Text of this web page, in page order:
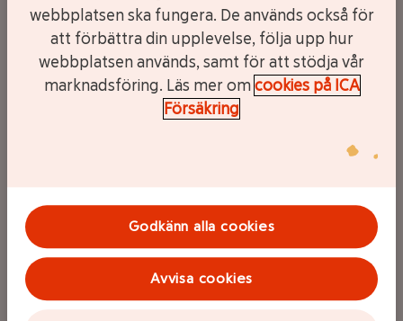
kundnummer i meddelandet, så går det snabbare för oss
att hjälpa dig. Du hittar både försäkrings- och kundnummer
Mina sidor.
webbplatsen ska fungera. De används också för
att förbättra din upplevelse, följa upp hur
webbplatsen används, samt för att stödja vår
marknadsföring. Läs mer omcookies på ICA
Försäkring
Avvisa cookies
Godkänn alla cookies